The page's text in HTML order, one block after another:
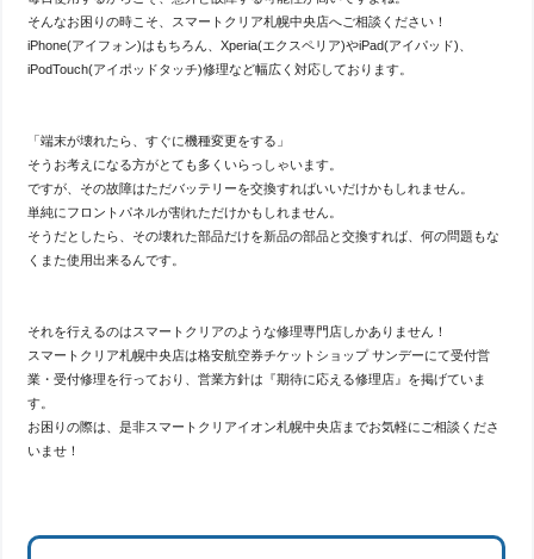
そんなお困りの時こそ、スマートクリア札幌中央店へご相談ください！
iPhone(アイフォン)はもちろん、Xperia(エクスペリア)やiPad(アイパッド)、
iPodTouch(アイポッドタッチ)修理など幅広く対応しております。
「端末が壊れたら、すぐに機種変更をする」
そうお考えになる方がとても多くいらっしゃいます。
ですが、その故障はただバッテリーを交換すればいいだけかもしれません。
単純にフロントパネルが割れただけかもしれません。
そうだとしたら、その壊れた部品だけを新品の部品と交換すれば、何の問題もな
くまた使用出来るんです。
それを行えるのはスマートクリアのような修理専門店しかありません！
スマートクリア札幌中央店は格安航空券チケットショップ サンデーにて受付営
業・受付修理を行っており、営業方針は『期待に応える修理店』を掲げていま
す。
お困りの際は、是非スマートクリアイオン札幌中央店までお気軽にご相談くださ
いませ！